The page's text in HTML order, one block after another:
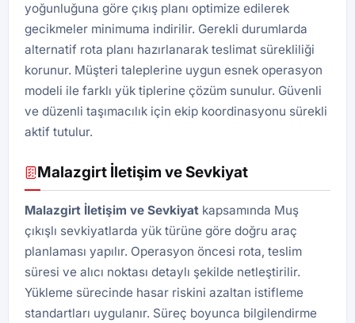
yoğunluğuna göre çıkış planı optimize edilerek
gecikmeler minimuma indirilir. Gerekli durumlarda
alternatif rota planı hazırlanarak teslimat sürekliliği
korunur. Müşteri taleplerine uygun esnek operasyon
modeli ile farklı yük tiplerine çözüm sunulur. Güvenli
ve düzenli taşımacılık için ekip koordinasyonu sürekli
aktif tutulur.
Malazgirt İletişim ve Sevkiyat
Malazgirt İletişim ve Sevkiyat kapsamında Muş
çıkışlı sevkiyatlarda yük türüne göre doğru araç
planlaması yapılır. Operasyon öncesi rota, teslim
süresi ve alıcı noktası detaylı şekilde netleştirilir.
Yükleme sürecinde hasar riskini azaltan istifleme
standartları uygulanır. Süreç boyunca bilgilendirme